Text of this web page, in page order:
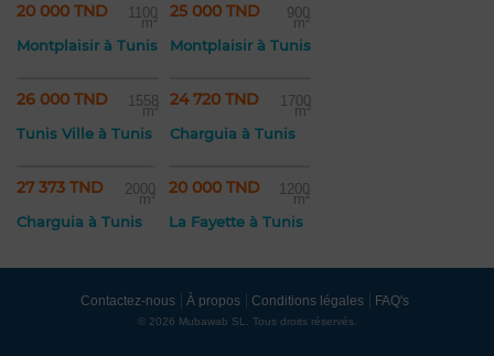
20 000 TND 1100
m²
Montplaisir à Tunis
25 000 TND 900
m²
Montplaisir à Tunis
26 000 TND 1558
m²
Tunis Ville à Tunis
24 720 TND 1700
m²
Charguia à Tunis
27 373 TND 2000
m²
Charguia à Tunis
20 000 TND 1200
m²
La Fayette à Tunis
Contactez-nous À propos Conditions légales FAQ's
© 2026 Mubawab SL. Tous droits réservés.